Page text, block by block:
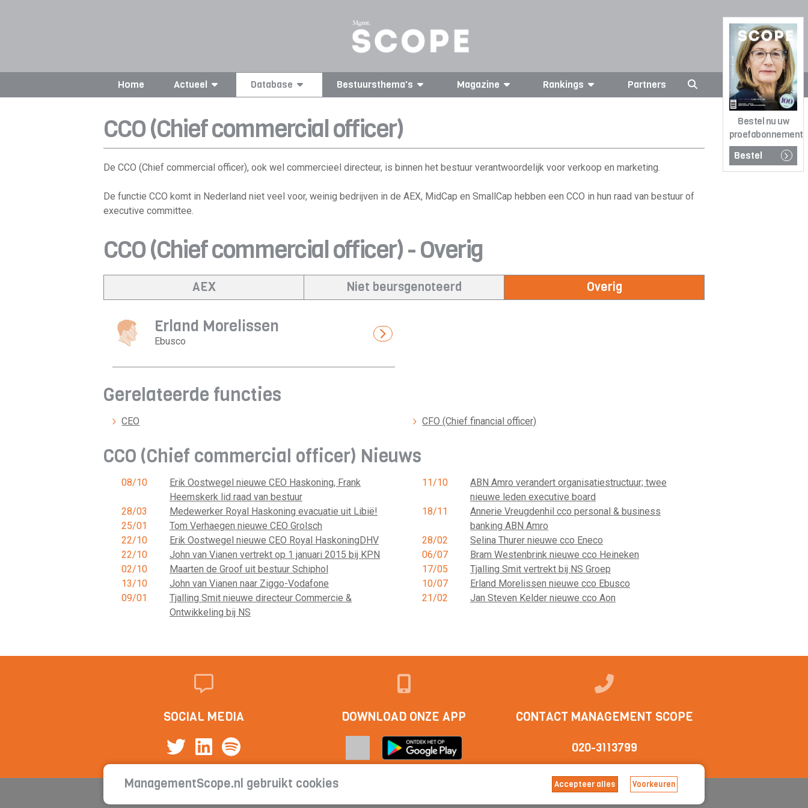
Bestel nu uw
proefabonnement
Bestel
Home Actueel Database Bestuursthema's Magazine Rankings Partners
CCO (Chief commercial officer)
De CCO (Chief commercial officer), ook wel commercieel directeur, is binnen het bestuur verantwoordelijk voor verkoop en marketing.
De functie CCO komt in Nederland niet veel voor, weinig bedrijven in de AEX, MidCap en SmallCap hebben een CCO in hun raad van bestuur of
executive committee.
CCO (Chief commercial officer) - Overig
AEX Niet beursgenoteerd Overig
Erland Morelissen
Ebusco
Gerelateerde functies
CEO CFO (Chief financial officer)
CCO (Chief commercial officer) Nieuws
08/10
Erik Oostwegel nieuwe CEO Haskoning, Frank
Heemskerk lid raad van bestuur
28/03
Medewerker Royal Haskoning evacuatie uit Libië!
25/01
Tom Verhaegen nieuwe CEO Grolsch
22/10
Erik Oostwegel nieuwe CEO Royal HaskoningDHV
22/10
John van Vianen vertrekt op 1 januari 2015 bij KPN
02/10
Maarten de Groof uit bestuur Schiphol
13/10
John van Vianen naar Ziggo-Vodafone
09/01
Tjalling Smit nieuwe directeur Commercie &
Ontwikkeling bij NS
11/10
ABN Amro verandert organisatiestructuur; twee
nieuwe leden executive board
18/11
Annerie Vreugdenhil cco personal & business
banking ABN Amro
28/02
Selina Thurer nieuwe cco Eneco
06/07
Bram Westenbrink nieuwe cco Heineken
17/05
Tjalling Smit vertrekt bij NS Groep
10/07
Erland Morelissen nieuwe cco Ebusco
21/02
Jan Steven Kelder nieuwe cco Aon
SOCIAL MEDIA DOWNLOAD ONZE APP CONTACT MANAGEMENT SCOPE
020-3113799
Contact Cookieverklaring | Privacyverklaring | Abonnementsvoorwaarden
ManagementScope.nl gebruikt cookies Accepteer alles Voorkeuren